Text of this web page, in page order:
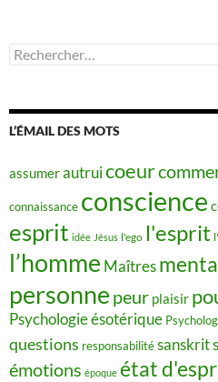
Rechercher :
L’ÉMAIL DES MOTS
assumerautruicoeur
connaissance conscience
esprit idée Jésus l'ego l'esprit
l’homme Maîtres
personne peur plaisir
Psychologie ésotérique
questions responsabilitésanskrit
émotions époque état